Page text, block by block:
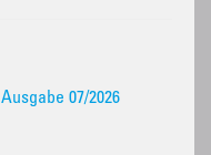
Ausgabe 07/2026